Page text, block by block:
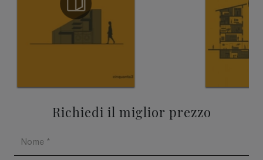
Richiedi il miglior prezzo